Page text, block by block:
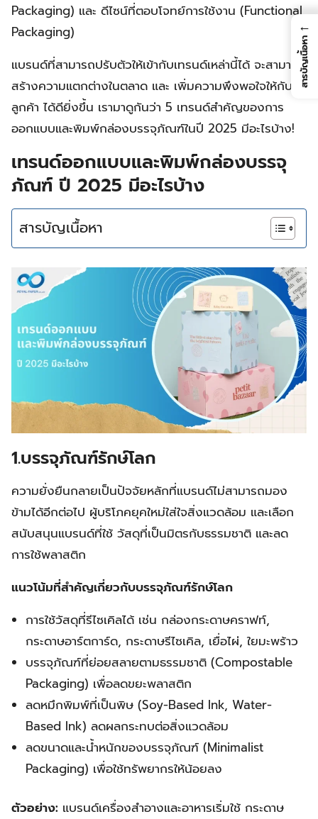
Packaging) และ ดีไซน์ที่ตอบโจทย์การใช้งาน (Functional
Packaging)
แบรนด์ที่สามารถปรับตัวให้เข้ากับเทรนด์เหล่านี้ได้ จะสามารถ
สร้างความแตกต่างในตลาด และ เพิ่มความพึงพอใจให้กับ
ลูกค้า ได้ดียิ่งขึ้น เรามาดูกันว่า 5 เทรนด์สำคัญของการ
ออกแบบและพิมพ์กล่องบรรจุภัณฑ์ในปี 2025 มีอะไรบ้าง!
เทรนด์ออกแบบและพิมพ์กล่องบรรจุ
ภัณฑ์ ปี 2025 มีอะไรบ้าง
สารบัญเนื้อหา
1.บรรจุภัณฑ์รักษ์โลก
ความยั่งยืนกลายเป็นปัจจัยหลักที่แบรนด์ไม่สามารถมอง
ข้ามได้อีกต่อไป ผู้บริโภคยุคใหม่ใส่ใจสิ่งแวดล้อม และเลือก
สนับสนุนแบรนด์ที่ใช้ วัสดุที่เป็นมิตรกับธรรมชาติ และลด
การใช้พลาสติก
แนวโน้มที่สำคัญเกี่ยวกับบรรจุภัณฑ์รักษ์โลก
การใช้วัสดุที่รีไซเคิลได้ เช่น กล่องกระดาษคราฟท์,
กระดาษอาร์ตการ์ด, กระดาษรีไซเคิล, เยื่อไผ่, ใยมะพร้าว
บรรจุภัณฑ์ที่ย่อยสลายตามธรรมชาติ (Compostable
Packaging) เพื่อลดขยะพลาสติก
ลดหมึกพิมพ์ที่เป็นพิษ (Soy-Based Ink, Water-
Based Ink) ลดผลกระทบต่อสิ่งแวดล้อม
ลดขนาดและน้ำหนักของบรรจุภัณฑ์ (Minimalist
Packaging) เพื่อใช้ทรัพยากรให้น้อยลง
ตัวอย่าง: แบรนด์เครื่องสำอางและอาหารเริ่มใช้ กระดาษ
←
สารบัญเนื้อหา